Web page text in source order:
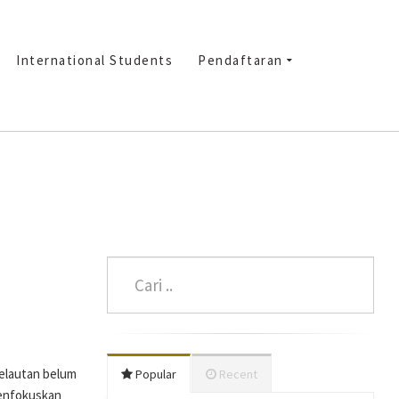
International Students Pendaftaran
belum
Popular Recent